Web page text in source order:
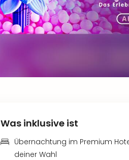
Was inklusive ist
Übernachtung im Premium
deiner Wahl